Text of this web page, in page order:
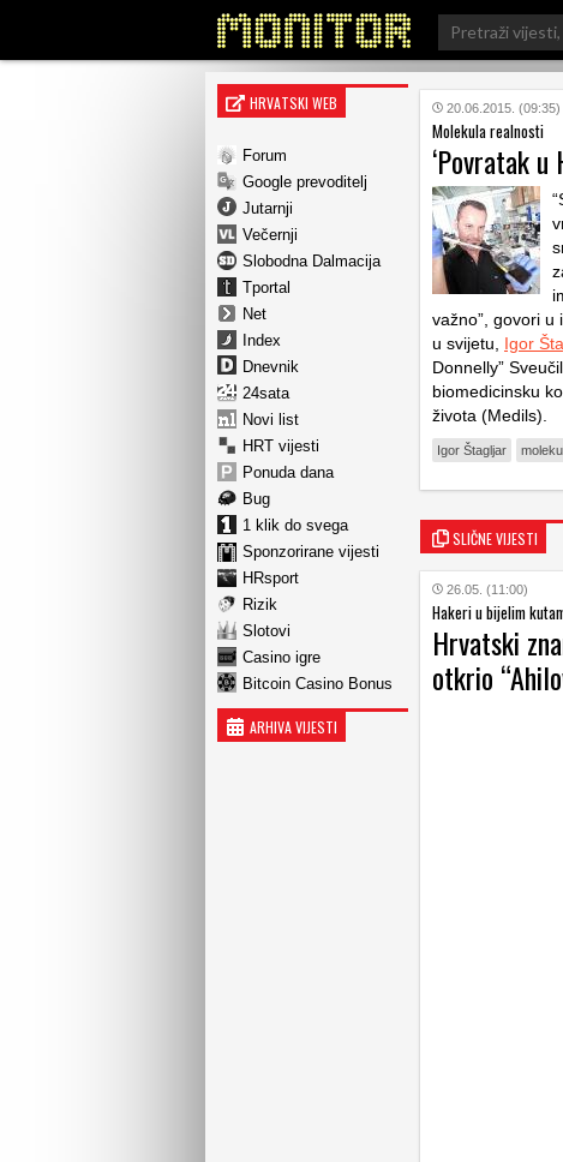
Search
for:
HRVATSKI WEB
Forum
Google prevoditelj
Jutarnji
Večernji
Slobodna Dalmacija
Tportal
Net
Index
Dnevnik
24sata
Novi list
HRT vijesti
Ponuda dana
Bug
1 klik do svega
Sponzorirane vijesti
HRsport
Rizik
Slotovi
Casino igre
Bitcoin Casino Bonus
ARHIVA VIJESTI
20.06.2015. (09:35)
Molekula realnosti
‘Povratak u
važno”, govori u
u svijetu, Igor
Donnelly”
biomedicinsku
života (Medils).
Igor Štagljar
SLIČNE VIJESTI
26.05. (11:00)
Hakeri u bijelim
Hrvatski
otkrio